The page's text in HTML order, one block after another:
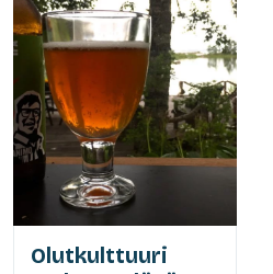
Olutkulttuuri